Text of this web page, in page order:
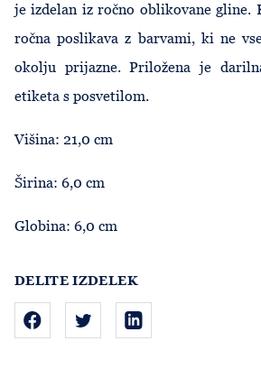
DELITE IZDELEK
je izdelan iz ročno oblikovane gline.
ročna poslikava z barvami, ki ne
okolju prijazne. Priložena je
etiketa s posvetilom.
Višina: 21,0 cm
Širina: 6,0 cm
Globina: 6,0 cm